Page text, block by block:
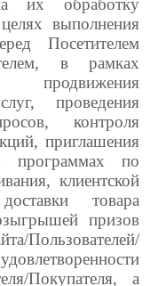
их обработку
выполнения
Посетителем
в рамках
продвижения
проведения
контроля
приглашения
по
клиентской
товара
призов
Покупателя, а